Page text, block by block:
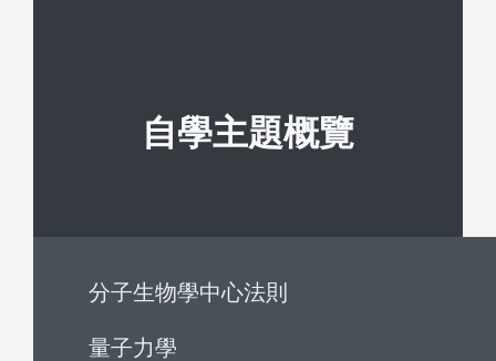
自學主題概覽
分子生物學中心法則
量子力學